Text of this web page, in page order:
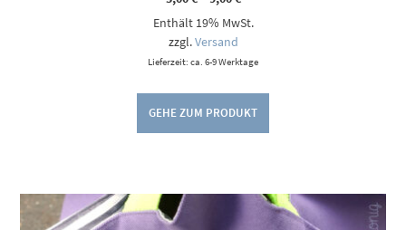
bis
Enthält 19% MwSt.
zzgl.Versand
Lieferzeit: ca. 6-9 Werktage
GEHE ZUM PRODUKT